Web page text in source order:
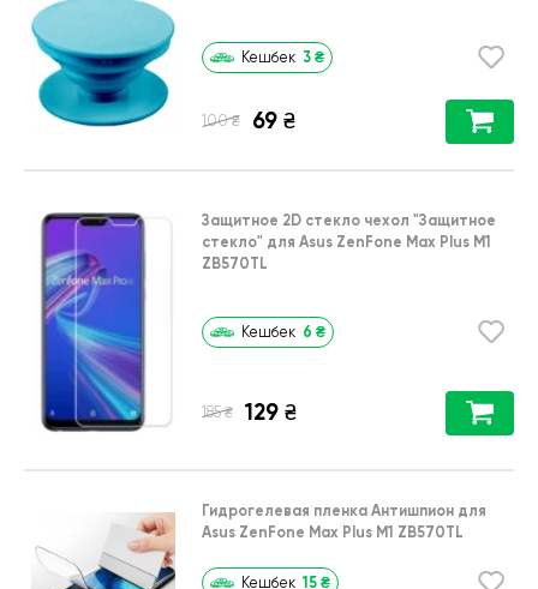
Кешбек 3 ₴
100 ₴ 69 ₴
Защитное 2D стекло чехол "Защитное
стекло" для Asus ZenFone Max Plus M1
ZB570TL
Кешбек 6 ₴
185 ₴ 129 ₴
Гидрогелевая пленка Антишпион для
Asus ZenFone Max Plus M1 ZB570TL
Кешбек 15 ₴